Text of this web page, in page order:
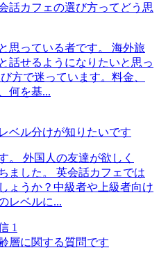
話カフェの選び方ってどう思
思っている者です。 海外旅
話せるようになりたいと思っ
方で迷っています。料金、
何を基...
ベル分けが知りたいです
。 外国人の友達が欲しく
ました。 英会話カフェでは
ょうか？中級者や上級者向け
レベルに...
1
層に関する質問です